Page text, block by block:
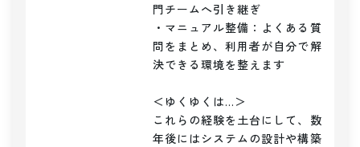
門チームへ引き継ぎ
・マニュアル整備：よくある質
問をまとめ、利用者が自分で解
決できる環境を整えます
＜ゆくゆくは…＞
これらの経験を土台にして、数
年後にはシステムの設計や構築